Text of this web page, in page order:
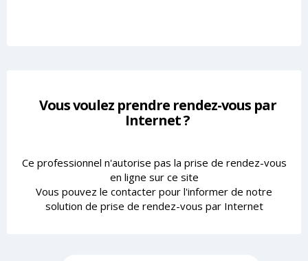
Vous voulez prendre rendez-vous par
Internet ?
Ce professionnel n'autorise pas la prise de rendez-vous
en ligne sur ce site
Vous pouvez le contacter pour l'informer de notre
solution de prise de rendez-vous par Internet